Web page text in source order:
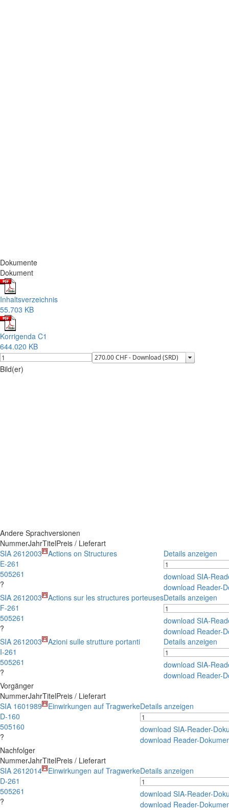
Dokumente
Dokument
Inhaltsverzeichnis
55.703 KB
Korrigenda C1
644.020 KB
Bild(er)
Andere Sprachversionen
NummerJahrTitelPreis / Lieferart
SIA 261
E-261
505261
?
2003 Actions on Structures Details anzeigen
download SIA-
download Reader-
SIA 261
F-261
505261
?
2003 Actions sur les structures porteusesDetails anzeigen
download SIA-
download Reader-
SIA 261
I-261
505261
?
2003 Azioni sulle strutture portanti Details anzeigen
download SIA-
download Reader-
Vorgänger
NummerJahrTitelPreis / Lieferart
SIA 160
D-160
505160
?
1989 Einwirkungen auf TragwerkeDetails anzeigen
download SIA-Reader-
download Reader-
Nachfolger
NummerJahrTitelPreis / Lieferart
SIA 261
D-261
505261
?
2014 Einwirkungen auf TragwerkeDetails anzeigen
download SIA-Reader-
download Reader-